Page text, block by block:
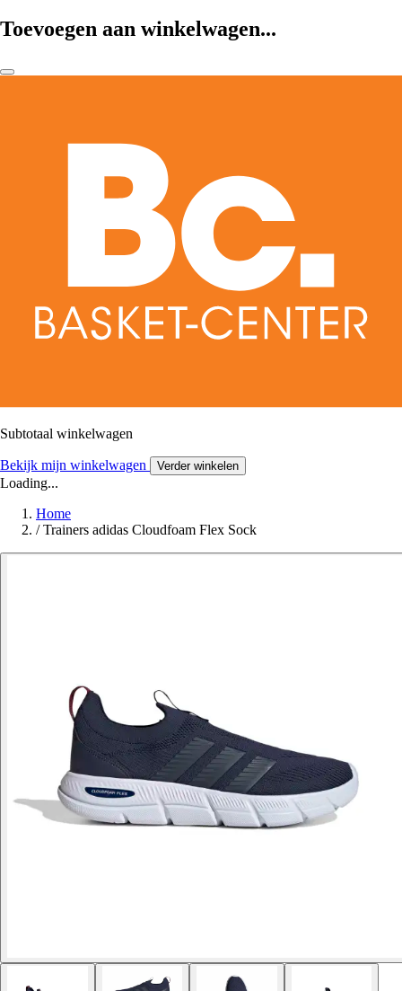
Toevoegen aan winkelwagen...
Subtotaal winkelwagen
Bekijk mijn winkelwagen Verder winkelen
Loading...
Home
/ Trainers adidas Cloudfoam Flex Sock